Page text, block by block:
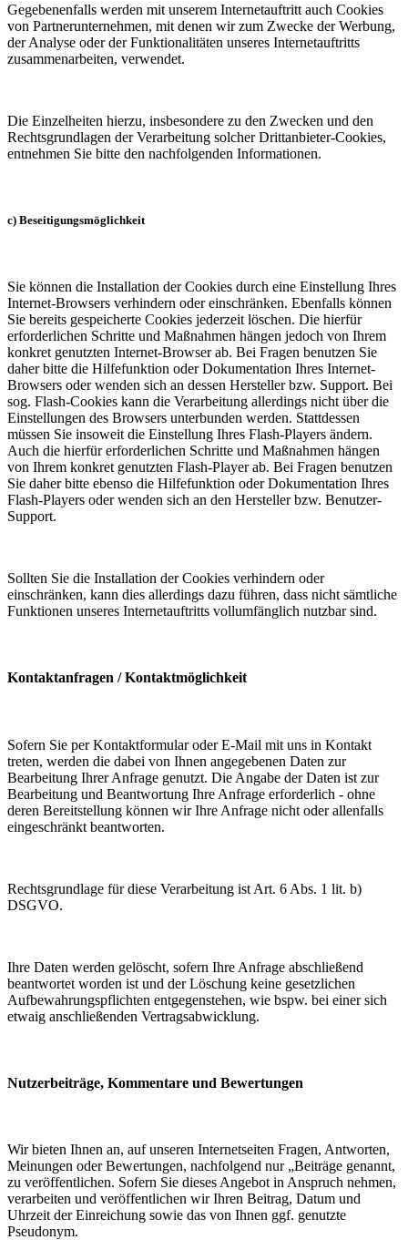
Gegebenenfalls werden mit unserem Internetauftritt auch Cookies
von Partnerunternehmen, mit denen wir zum Zwecke der Werbung,
der Analyse oder der Funktionalitäten unseres Internetauftritts
zusammenarbeiten, verwendet.
Die Einzelheiten hierzu, insbesondere zu den Zwecken und den
Rechtsgrundlagen der Verarbeitung solcher Drittanbieter-Cookies,
entnehmen Sie bitte den nachfolgenden Informationen.
c) Beseitigungsmöglichkeit
Sie können die Installation der Cookies durch eine Einstellung Ihres
Internet-Browsers verhindern oder einschränken. Ebenfalls können
Sie bereits gespeicherte Cookies jederzeit löschen. Die hierfür
erforderlichen Schritte und Maßnahmen hängen jedoch von Ihrem
konkret genutzten Internet-Browser ab. Bei Fragen benutzen Sie
daher bitte die Hilfefunktion oder Dokumentation Ihres Internet-
Browsers oder wenden sich an dessen Hersteller bzw. Support. Bei
sog. Flash-Cookies kann die Verarbeitung allerdings nicht über die
Einstellungen des Browsers unterbunden werden. Stattdessen
müssen Sie insoweit die Einstellung Ihres Flash-Players ändern.
Auch die hierfür erforderlichen Schritte und Maßnahmen hängen
von Ihrem konkret genutzten Flash-Player ab. Bei Fragen benutzen
Sie daher bitte ebenso die Hilfefunktion oder Dokumentation Ihres
Flash-Players oder wenden sich an den Hersteller bzw. Benutzer-
Support.
Sollten Sie die Installation der Cookies verhindern oder
einschränken, kann dies allerdings dazu führen, dass nicht sämtliche
Funktionen unseres Internetauftritts vollumfänglich nutzbar sind.
Kontaktanfragen / Kontaktmöglichkeit
Sofern Sie per Kontaktformular oder E-Mail mit uns in Kontakt
treten, werden die dabei von Ihnen angegebenen Daten zur
Bearbeitung Ihrer Anfrage genutzt. Die Angabe der Daten ist zur
Bearbeitung und Beantwortung Ihre Anfrage erforderlich - ohne
deren Bereitstellung können wir Ihre Anfrage nicht oder allenfalls
eingeschränkt beantworten.
Rechtsgrundlage für diese Verarbeitung ist Art. 6 Abs. 1 lit. b)
DSGVO.
Ihre Daten werden gelöscht, sofern Ihre Anfrage abschließend
beantwortet worden ist und der Löschung keine gesetzlichen
Aufbewahrungspflichten entgegenstehen, wie bspw. bei einer sich
etwaig anschließenden Vertragsabwicklung.
Nutzerbeiträge, Kommentare und Bewertungen
Wir bieten Ihnen an, auf unseren Internetseiten Fragen, Antworten,
Meinungen oder Bewertungen, nachfolgend nur „Beiträge genannt,
zu veröffentlichen. Sofern Sie dieses Angebot in Anspruch nehmen,
verarbeiten und veröffentlichen wir Ihren Beitrag, Datum und
Uhrzeit der Einreichung sowie das von Ihnen ggf. genutzte
Pseudonym.